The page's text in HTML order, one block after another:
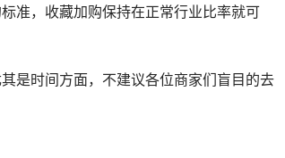
准，收藏加购保持在正常行业比率就可
是时间方面，不建议各位商家们盲目的去